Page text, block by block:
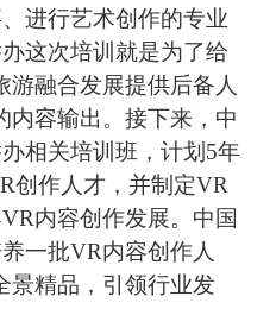
进行艺术创作的专业
这次培训就是为了给
融合发展提供后备人
内容输出。接下来，中
相关培训班，计划5年
创作人才，并制定VR
内容创作发展。中国
一批VR内容创作人
景精品，引领行业发